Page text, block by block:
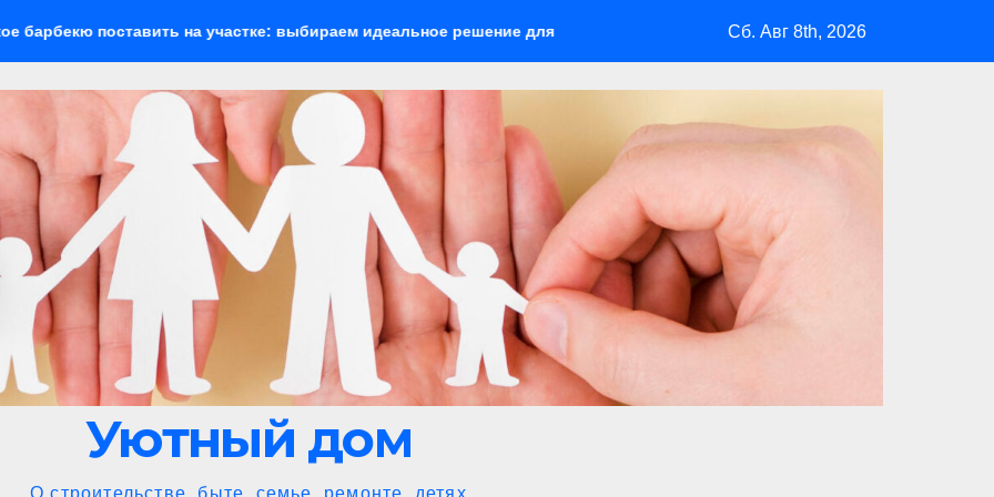
на участке: выбираем идеальное решение для отдыха на природе Куда полететь летом: лучшие направления
Сб. Авг 8th, 2026
Уютный дом
О строительстве, быте, семье, ремонте, детях